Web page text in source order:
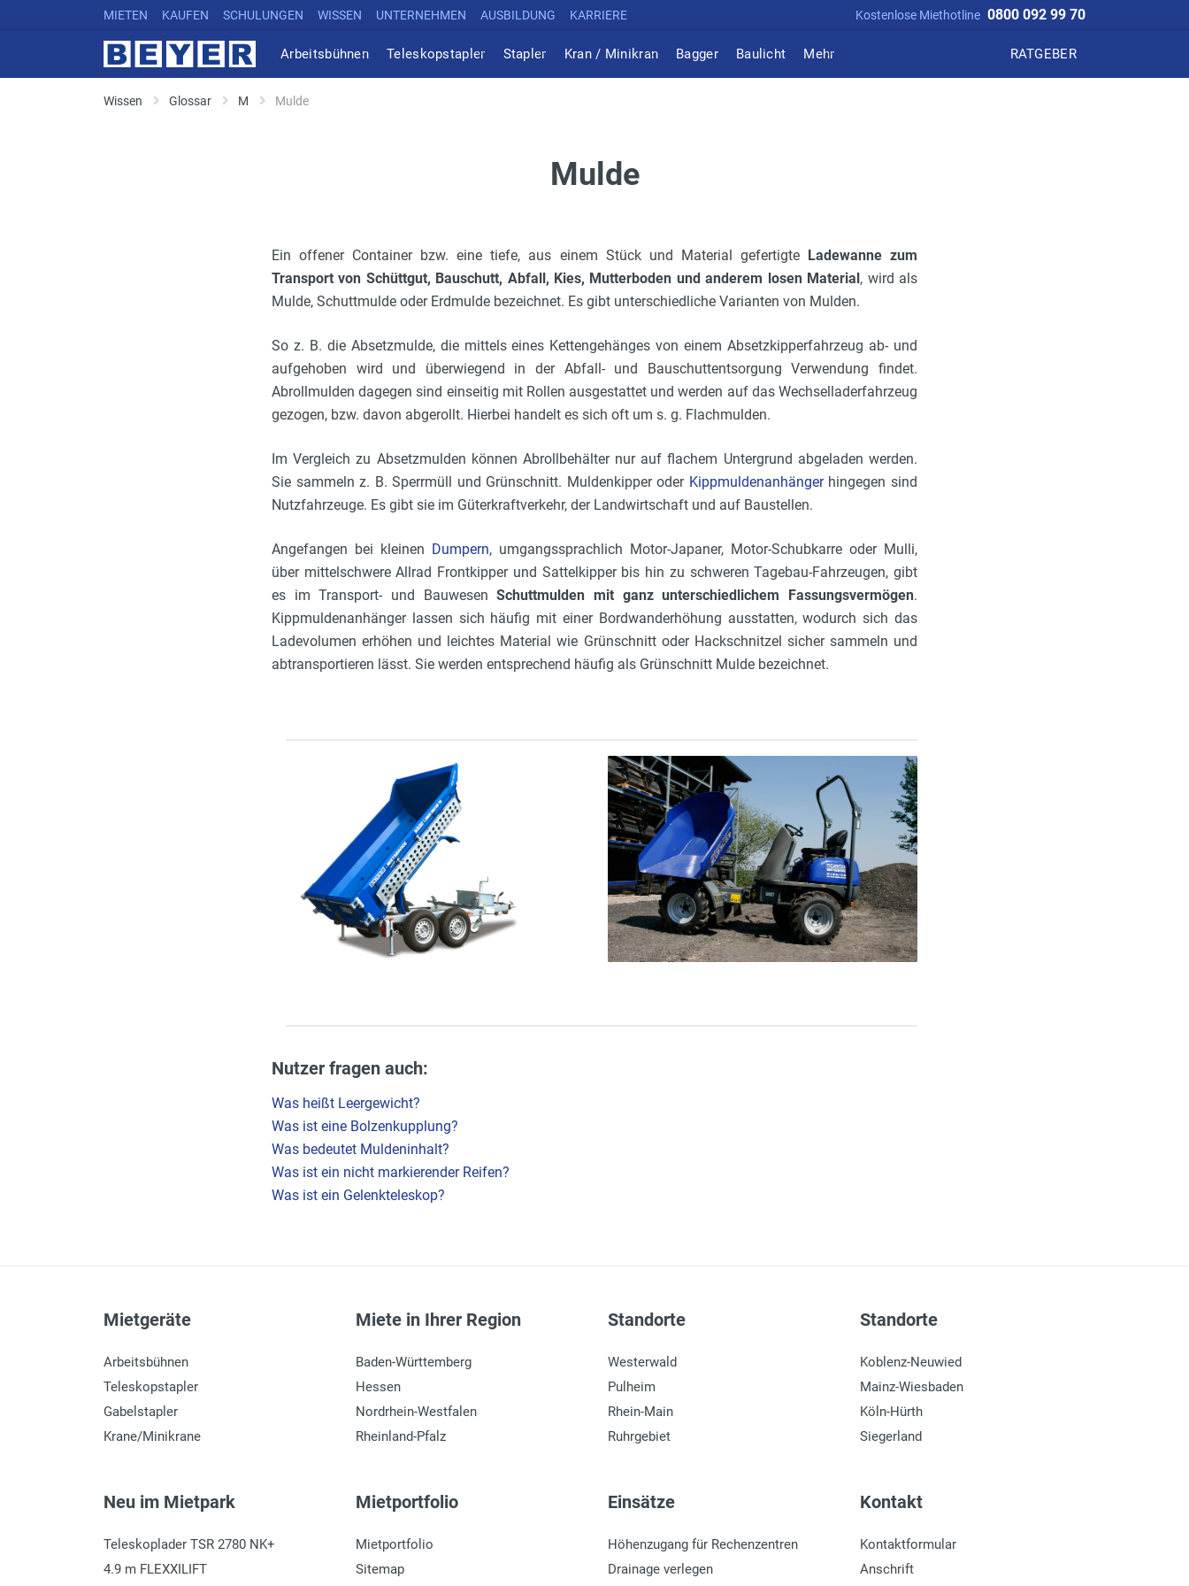
MIETEN KAUFEN SCHULUNGEN WISSEN UNTERNEHMEN AUSBILDUNG KARRIERE Kostenlose Miethotline 0800 092 99 70
Arbeitsbühnen Teleskopstapler Stapler Kran / Minikran Bagger Baulicht Mehr RATGEBER
Wissen Glossar M Mulde
Mulde
Ein offener Container bzw. eine tiefe, aus einem Stück und Material gefertigte Ladewanne zum
Transport von Schüttgut, Bauschutt, Abfall, Kies, Mutterboden und anderem losen Material, wird als
Mulde, Schuttmulde oder Erdmulde bezeichnet. Es gibt unterschiedliche Varianten von Mulden.
So z. B. die Absetzmulde, die mittels eines Kettengehänges von einem Absetzkipperfahrzeug ab- und
aufgehoben wird und überwiegend in der Abfall- und Bauschuttentsorgung Verwendung findet.
Abrollmulden dagegen sind einseitig mit Rollen ausgestattet und werden auf das Wechselladerfahrzeug
gezogen, bzw. davon abgerollt. Hierbei handelt es sich oft um s. g. Flachmulden.
Im Vergleich zu Absetzmulden können Abrollbehälter nur auf flachem Untergrund abgeladen werden.
Sie sammeln z. B. Sperrmüll und Grünschnitt. Muldenkipper oder Kippmuldenanhängerhingegen sind
Nutzfahrzeuge. Es gibt sie im Güterkraftverkehr, der Landwirtschaft und auf Baustellen.
Angefangen bei kleinen Dumpern, umgangssprachlich Motor-Japaner, Motor-Schubkarre oder Mulli,
über mittelschwere Allrad Frontkipper und Sattelkipper bis hin zu schweren Tagebau-Fahrzeugen, gibt
es im Transport- und BauwesenSchuttmulden mit ganz unterschiedlichem Fassungsvermögen.
Kippmuldenanhänger lassen sich häufig mit einer Bordwanderhöhung ausstatten, wodurch sich das
Ladevolumen erhöhen und leichtes Material wie Grünschnitt oder Hackschnitzel sicher sammeln und
abtransportieren lässt. Sie werden entsprechend häufig als Grünschnitt Mulde bezeichnet.
Nutzer fragen auch:
Was heißt Leergewicht?
Was ist eine Bolzenkupplung?
Was bedeutet Muldeninhalt?
Was ist ein nicht markierender Reifen?
Was ist ein Gelenkteleskop?
Mietgeräte
Arbeitsbühnen
Teleskopstapler
Gabelstapler
Krane/Minikrane
Miete in Ihrer Region
Baden-Württemberg
Hessen
Nordrhein-Westfalen
Rheinland-Pfalz
Standorte
Westerwald
Pulheim
Rhein-Main
Ruhrgebiet
Standorte
Koblenz-Neuwied
Mainz-Wiesbaden
Köln-Hürth
Siegerland
Neu im Mietpark
Teleskoplader TSR 2780 NK+
4.9 m FLEXXILIFT
Mietportfolio
Mietportfolio
Sitemap
Einsätze
Höhenzugang für Rechenzentren
Drainage verlegen
Kontakt
Kontaktformular
Anschrift